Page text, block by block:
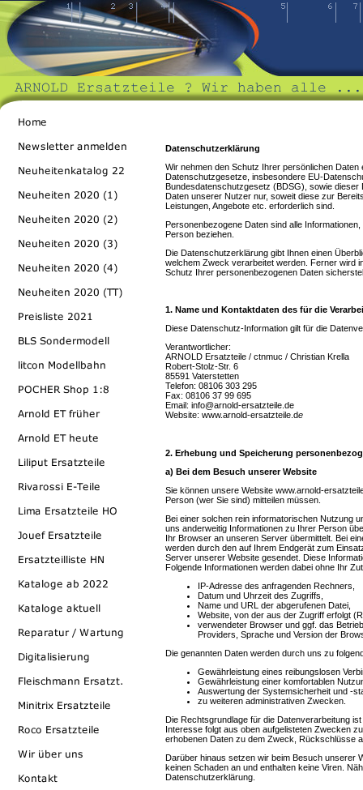
Datenschutzerklärung
Wir nehmen den Schutz Ihrer persönlichen
Datenschutzgesetze, insbesondere EU-
Bundesdatenschutzgesetz (BDSG), sowie
Daten unserer Nutzer nur, soweit diese zur
Leistungen, Angebote etc. erforderlich sind.
Personenbezogene Daten sind alle
Person beziehen.
Die Datenschutzerklärung gibt Ihnen einen
welchem Zweck verarbeitet werden. Ferner wird
Schutz Ihrer personenbezogenen Daten
1. Name und Kontaktdaten des für die
Diese Datenschutz-Information gilt für die
Verantwortlicher:
ARNOLD Ersatzteile / ctnmuc / Christian Krella
Robert-Stolz-Str. 6
85591 Vaterstetten
Telefon: 08106 303 295
Fax: 08106 37 99 695
Email: info@arnold-ersatzteile.de
Website: www.arnold-ersatzteile.de
2. Erhebung und Speicherung
a) Bei dem Besuch unserer Website
Sie können unsere Website www.arnold-
Person (wer Sie sind) mitteilen müssen.
Bei einer solchen rein informatorischen Nutzung
uns anderweitig Informationen zu Ihrer Person
Ihr Browser an unseren Server übermittelt. Bei
werden durch den auf Ihrem Endgerät zum
Server unserer Website gesendet. Diese
Folgende Informationen werden dabei ohne Ihr
IP-Adresse des anfragenden Rechners,
Datum und Uhrzeit des Zugriffs,
Name und URL der abgerufenen Datei,
Website, von der aus der Zugriff erfolgt
verwendeter Browser und ggf. das
Providers, Sprache und Version der
Die genannten Daten werden durch uns zu
Gewährleistung eines reibungslosen
Gewährleistung einer komfortablen
Auswertung der Systemsicherheit und -
zu weiteren administrativen Zwecken.
Die Rechtsgrundlage für die Datenverarbeitung
Interesse folgt aus oben aufgelisteten Zwecken
erhobenen Daten zu dem Zweck, Rückschlüsse
Darüber hinaus setzen wir beim Besuch unserer
keinen Schaden an und enthalten keine Viren.
Datenschutzerklärung.